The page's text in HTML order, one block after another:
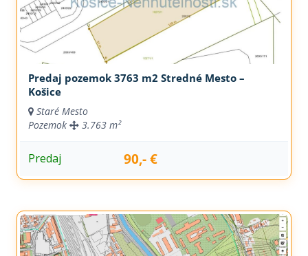
Predaj pozemok 3763 m2 Stredné Mesto –
Košice
Staré Mesto
Pozemok
3.763 m²
Predaj 90,- €